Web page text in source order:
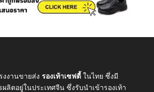
งงานขายส่ง รองเท้าเซฟตี้ ในไทย ซึ่งมี
ผลิตอยู่ในประเทศจีน ซึ่งรับนำเข้ารองเท้า